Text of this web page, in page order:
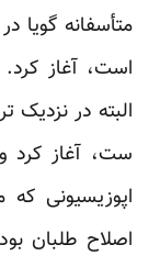
متأسفانه
است، آغاز
البته در
ست، آغاز کرد
اپوزیسیونی
اصلاح طلبان